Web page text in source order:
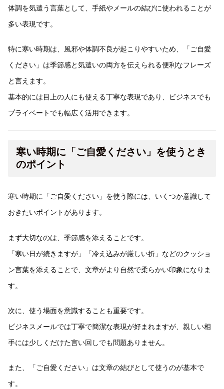
体調を気遣う言葉として、手紙やメールの結びに使われることが
多い表現です。
特に寒い時期は、風邪や体調不良が起こりやすいため、「ご自愛
ください」は季節感と気遣いの両方を伝えられる便利なフレーズ
と言えます。
基本的には目上の人にも使える丁寧な表現であり、ビジネスでも
プライベートでも幅広く活用できます。
寒い時期に「ご自愛ください」を使うとき
のポイント
寒い時期に「ご自愛ください」を使う際には、いくつか意識して
おきたいポイントがあります。
まず大切なのは、季節感を添えることです。
「寒い日が続きますが」「冷え込みが厳しい折」などのクッショ
ン言葉を添えることで、文章がより自然で柔らかい印象になりま
す。
次に、使う場面を意識することも重要です。
ビジネスメールでは丁寧で簡潔な表現が好まれますが、親しい相
手には少しくだけた言い回しでも問題ありません。
また、「ご自愛ください」は文章の結びとして使うのが基本で
す。